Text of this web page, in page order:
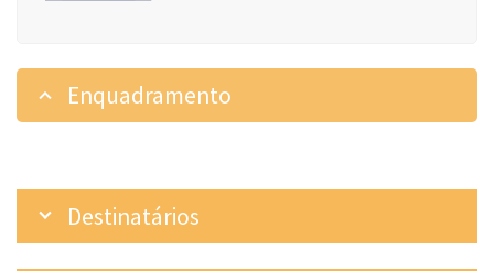
Enquadramento
Destinatários